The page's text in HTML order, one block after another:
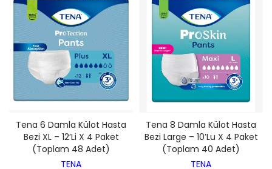
Tena 6 Damla Külot Hasta
Bezi XL – 12’li X 4 Paket
(Toplam 48 Adet)
TENA
Tena 8 Damla Külot Hasta
Bezi Large – 10’lu X 4 Paket
(Toplam 40 Adet)
TENA